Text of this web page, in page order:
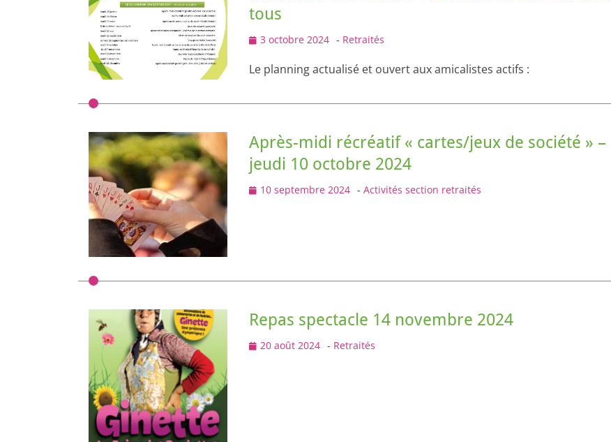
tous
Posted
3 octobre 2024 - Retraités
Le planning actualisé et ouvert aux amicalistes actifs :
Après-midi récréatif « cartes/jeux de société » –
jeudi 10 octobre 2024
Posted
10 septembre 2024 - Activités section retraités
Repas spectacle 14 novembre 2024
Posted
20 août 2024 - Retraités